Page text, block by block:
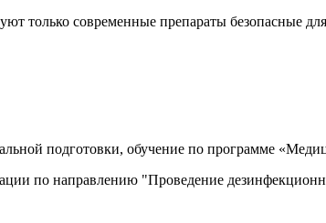
только современные препараты безопасные
подготовки, обучение по программе
по направлению "Проведение